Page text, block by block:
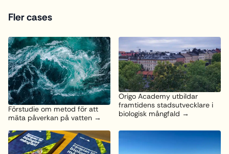
Fler cases
Förstudie om metod för att
mäta påverkan på vatten
Origo Academy utbildar
framtidens stadsutvecklare i
biologisk mångfald